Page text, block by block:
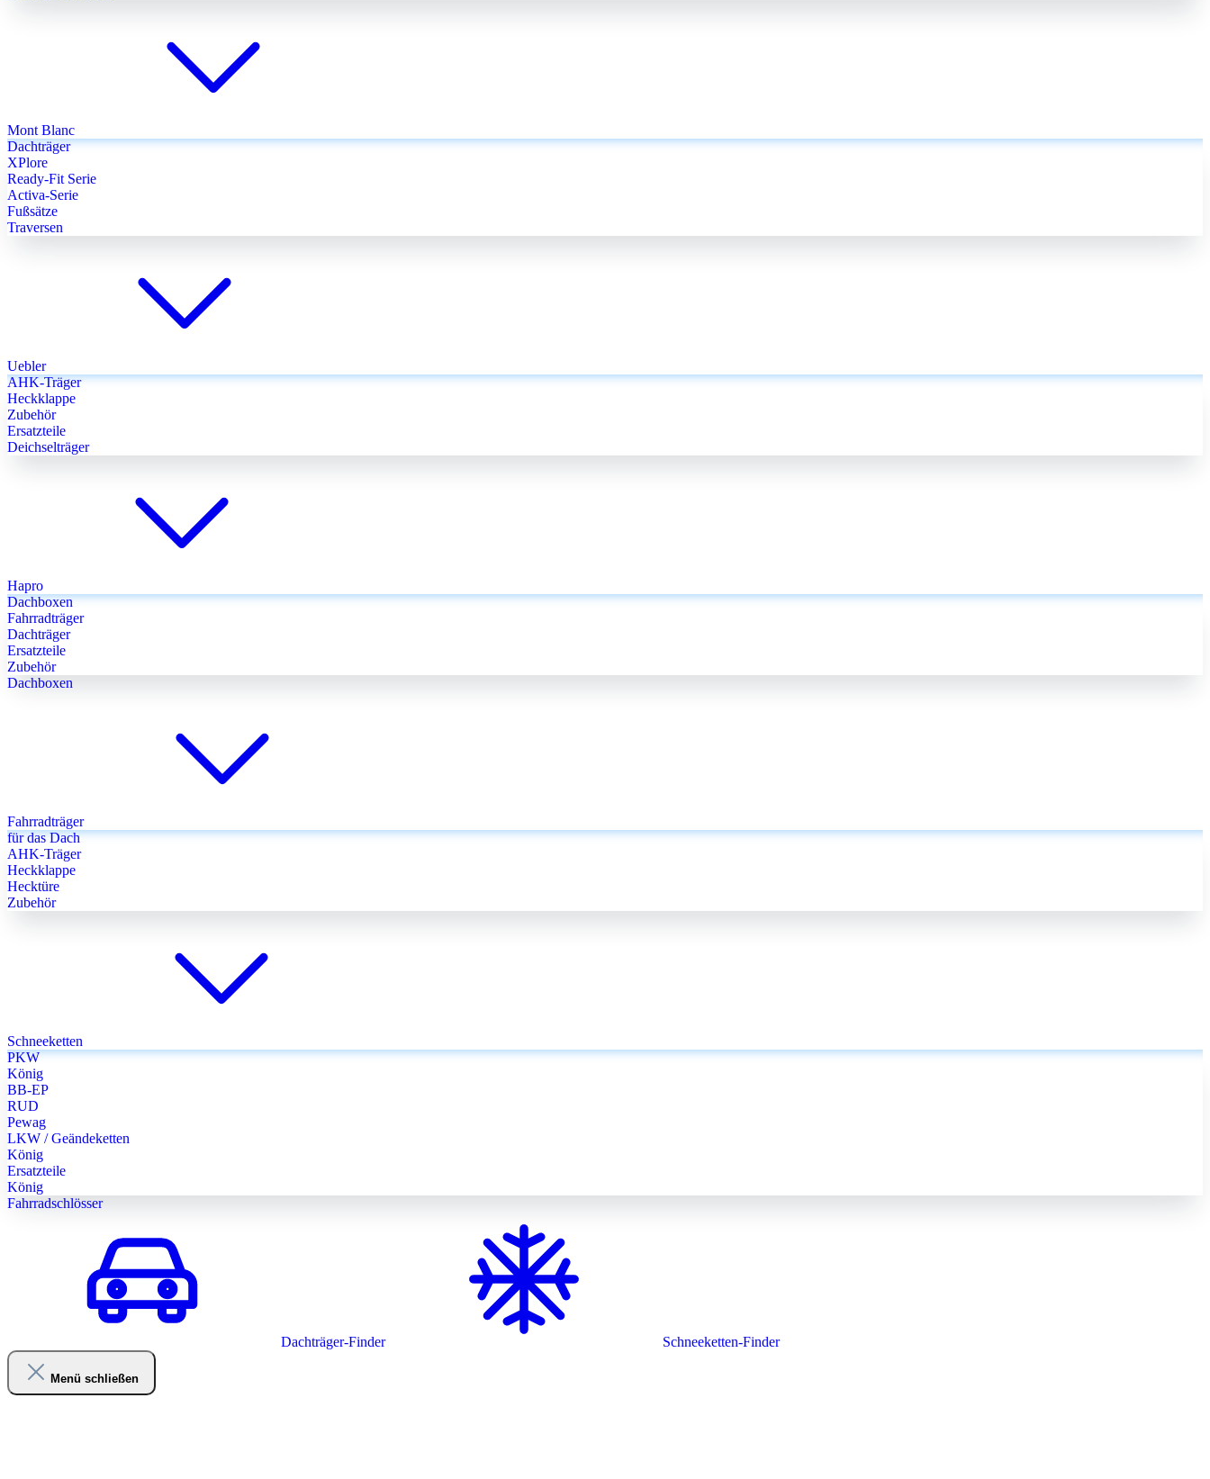
Mont Blanc
Dachträger
XPlore
Ready-Fit Serie
Activa-Serie
Fußsätze
Traversen
Uebler
AHK-Träger
Heckklappe
Zubehör
Ersatzteile
Deichselträger
Hapro
Dachboxen
Fahrradträger
Dachträger
Ersatzteile
Zubehör
Dachboxen
Fahrradträger
für das Dach
AHK-Träger
Heckklappe
Hecktüre
Zubehör
Schneeketten
PKW
König
BB-EP
RUD
Pewag
LKW / Geändeketten
König
Ersatzteile
König
Fahrradschlösser
Dachträger-Finder Schneeketten-Finder
Menü schließen